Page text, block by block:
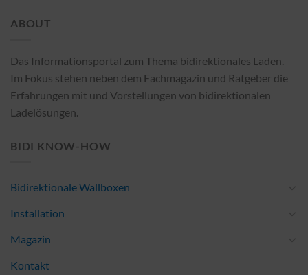
ABOUT
Das Informationsportal zum Thema bidirektionales Laden.
Im Fokus stehen neben dem Fachmagazin und Ratgeber die
Erfahrungen mit und Vorstellungen von bidirektionalen
Ladelösungen.
BIDI KNOW-HOW
Bidirektionale Wallboxen
Installation
Magazin
Kontakt